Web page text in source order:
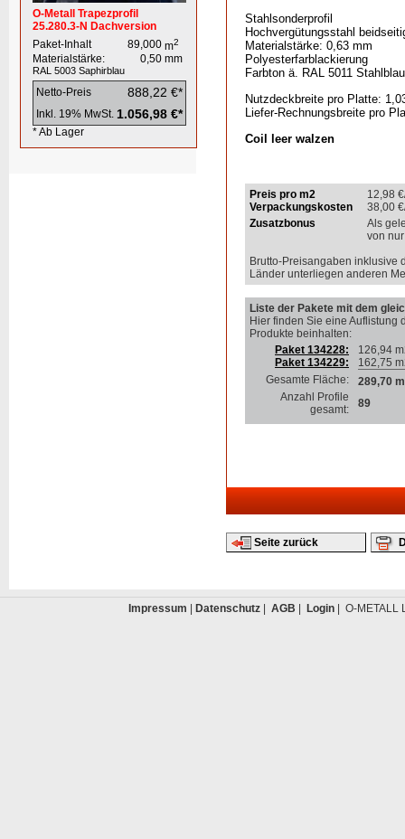
O-Metall Trapezprofil
25.280.3-N Dachversion
Paket-Inhalt
89,000 m2
Materialstärke: 0,50 mm
RAL 5003 Saphirblau
Netto-Preis 888,22 €*
Inkl. 19% MwSt. 1.056,98 €*
* Ab Lager
Stahlsonderprofil
Hochvergütungsstahl
Materialstärke: 0,63 mm
Polyesterfarblackierung
Farbton ä. RAL 5011 Stahlblau
Nutzdeckbreite pro Platte:
Liefer-Rechnungsbreite pro
Coil leer walzen
Preis pro m2 12,98
Verpackungskosten
38,00
Zusatzbonus
Als
von
Brutto-Preisangaben inklusive
Länder unterliegen anderen
Liste der Pakete mit dem
Hier finden Sie eine Auflistung
Produkte beinhalten:
Paket 134228:
Paket 134229:
126,94
162,75
Gesamte Fläche:
289,70 m
Anzahl Profile
gesamt:
89
Seite zurück
Impressum Datenschutz| AGB Login| O-METALL